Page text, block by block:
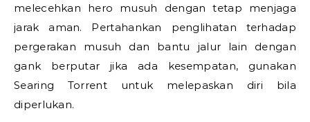
melecehkan hero musuh dengan tetap menjaga
jarak aman. Pertahankan penglihatan terhadap
pergerakan musuh dan bantu jalur lain dengan
gank berputar jika ada kesempatan, gunakan
Searing Torrent untuk melepaskan diri bila
diperlukan.